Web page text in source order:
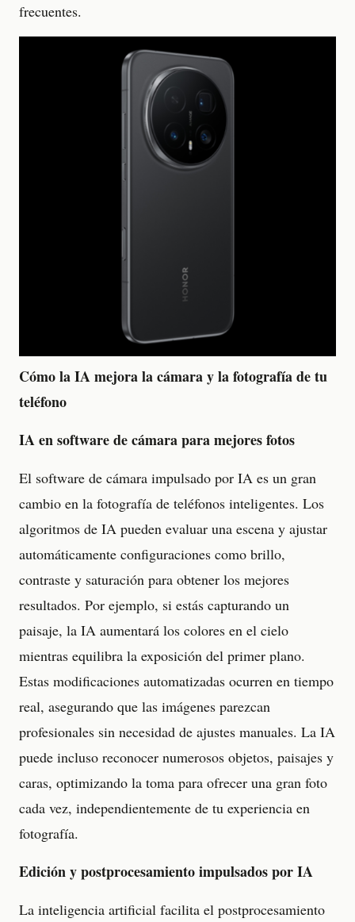
frecuentes.
Cómo la IA mejora la cámara y la fotografía de tu
teléfono
IA en software de cámara para mejores fotos
El software de cámara impulsado por IA es un gran
cambio en la fotografía de teléfonos inteligentes. Los
algoritmos de IA pueden evaluar una escena y ajustar
automáticamente configuraciones como brillo,
contraste y saturación para obtener los mejores
resultados. Por ejemplo, si estás capturando un
paisaje, la IA aumentará los colores en el cielo
mientras equilibra la exposición del primer plano.
Estas modificaciones automatizadas ocurren en tiempo
real, asegurando que las imágenes parezcan
profesionales sin necesidad de ajustes manuales. La IA
puede incluso reconocer numerosos objetos, paisajes y
caras, optimizando la toma para ofrecer una gran foto
cada vez, independientemente de tu experiencia en
fotografía.
Edición y postprocesamiento impulsados por IA
La inteligencia artificial facilita el postprocesamiento